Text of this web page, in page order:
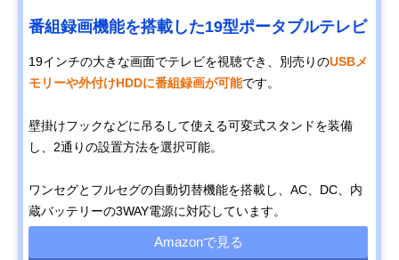
番組録画機能を搭載した19型ポータブルテレビ
19インチの大きな画面でテレビを視聴でき、別売りのUSBメ
モリーや外付けHDDに番組録画が可能です。
壁掛けフックなどに吊るして使える可変式スタンドを装備
し、2通りの設置方法を選択可能。
ワンセグとフルセグの自動切替機能を搭載し、AC、DC、内
蔵バッテリーの3WAY電源に対応しています。
Amazonで見る